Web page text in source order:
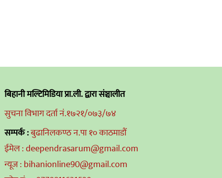
बिहानी मल्टिमिडिया प्रा.ली. द्वारा संञ्चालीत
सुचना विभाग दर्ता नं.१७२१/०७३/७४
सम्पर्क :बुढानिलकण्ठ न.पा १० काठमाडौं
ईमेल : deependrasarum@gmail.com
न्यूज : bihanionline90@gmail.com